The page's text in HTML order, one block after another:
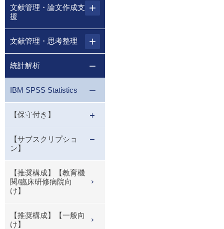
文献管理・論文作成支
援
文献管理・思考整理
統計解析
IBM SPSS Statistics
【保守付き】
【サブスクリプショ
ン】
【推奨構成】【教育機
関/臨床研修病院向
け】
【推奨構成】【一般向
け】